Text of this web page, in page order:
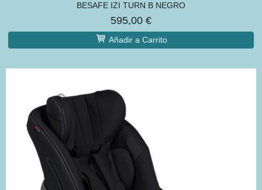
BESAFE IZI TURN B NEGRO
595,00 €
Añadir a Carrito